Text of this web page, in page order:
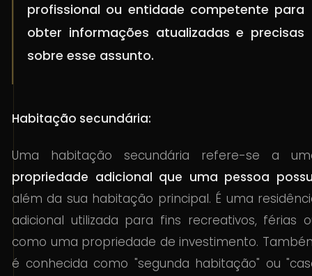
profissional ou entidade competente para
obter informações atualizadas e precisas
sobre esse assunto.
Habitação secundária:
Uma habitação secundária refere-se a
propriedade adicional que uma pessoa
além da sua habitação principal. É uma
adicional utilizada para fins recreativos, férias
como uma propriedade de investimento.
é conhecida como "segunda habitação" ou